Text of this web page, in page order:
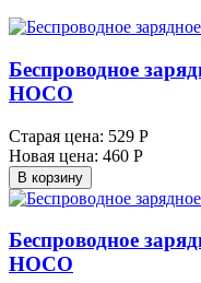
Беспроводное
HOCO
Старая цена: 529 Р
Новая цена: 460 Р
В корзину
Беспроводное
HOCO